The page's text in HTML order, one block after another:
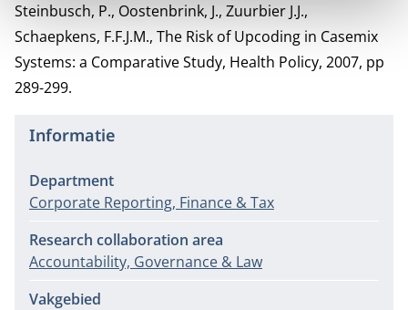
Steinbusch, P., Oostenbrink, J., Zuurbier J.J.,
Schaepkens, F.F.J.M., The Risk of Upcoding in Casemix
Systems: a Comparative Study, Health Policy, 2007, pp
289-299.
Informatie
Department
Corporate Reporting, Finance & Tax
Research collaboration area
Accountability, Governance & Law
Vakgebied